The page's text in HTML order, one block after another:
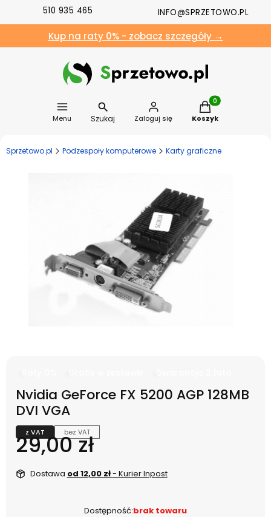
510 935 465 INFO@SPRZETOWO.PL
Kup na raty 0% - zobacz szczegóły →
Menu Szukaj Zaloguj się
Produkty w
Koszyk
Sprzetowo.pl Podzespoły komputerowe Karty graficzne
Nvidia GeForce FX 5200 AGP 128MB
DVI VGA
z VAT bez VAT
Cena
29,00 zł
Dostawa od 12,00 zł- Kurier Inpost
Dostępność:brak towaru